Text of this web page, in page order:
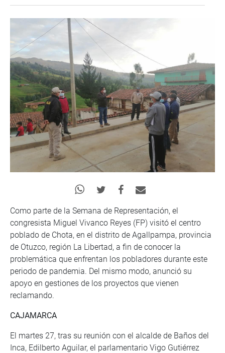
Como parte de la Semana de Representación, el
congresista Miguel Vivanco Reyes (FP) visitó el centro
poblado de Chota, en el distrito de Agallpampa, provincia
de Otuzco, región La Libertad, a fin de conocer la
problemática que enfrentan los pobladores durante este
periodo de pandemia. Del mismo modo, anunció su
apoyo en gestiones de los proyectos que vienen
reclamando.
CAJAMARCA
El martes 27, tras su reunión con el alcalde de Baños del
Inca, Edilberto Aguilar, el parlamentario Vigo Gutiérrez